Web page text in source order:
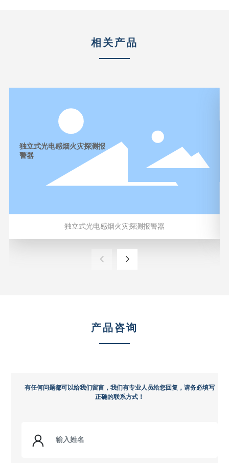
相关产品
独立式光电感烟火灾探测报
警器
独立式光电感烟火灾探测报警器
产品咨询
有任何问题都可以给我们留言，我们有专业人员给您回复，请务必填写
正确的联系方式！